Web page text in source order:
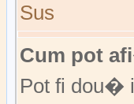
Sus
Cum pot
Pot fi dou�